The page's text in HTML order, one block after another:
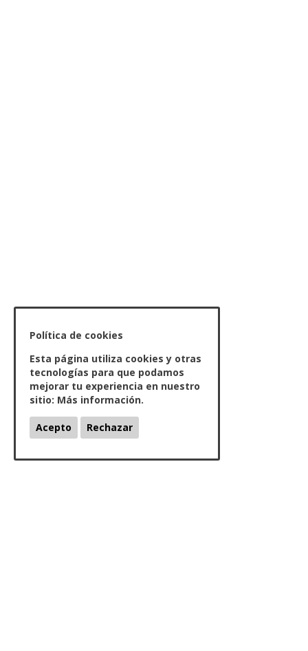
Política de cookies
Esta página utiliza cookies y otras
tecnologías para que podamos
mejorar tu experiencia en nuestro
sitio: Más información.
Acepto Rechazar